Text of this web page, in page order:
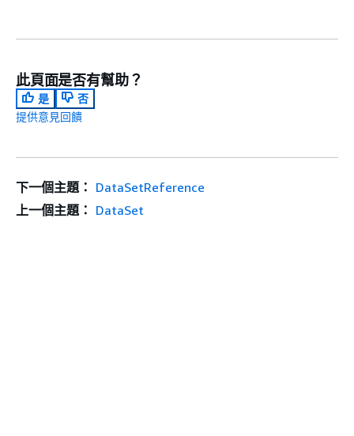
此頁面是否有幫助？
是
否
提供意見回饋
下一個主題： DataSetReference
上一個主題： DataSet